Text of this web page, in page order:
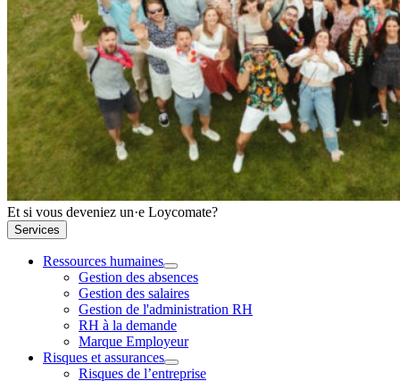
Et si vous deveniez un·e Loycomate?
Services
Ressources humaines
Gestion des absences
Gestion des salaires
Gestion de l'administration RH
RH à la demande
Marque Employeur
Risques et assurances
Risques de l’entreprise